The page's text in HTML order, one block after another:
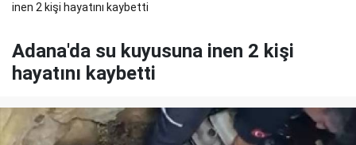
inen 2 kişi hayatını kaybetti
Adana'da su kuyusuna inen 2 kişi
hayatını kaybetti